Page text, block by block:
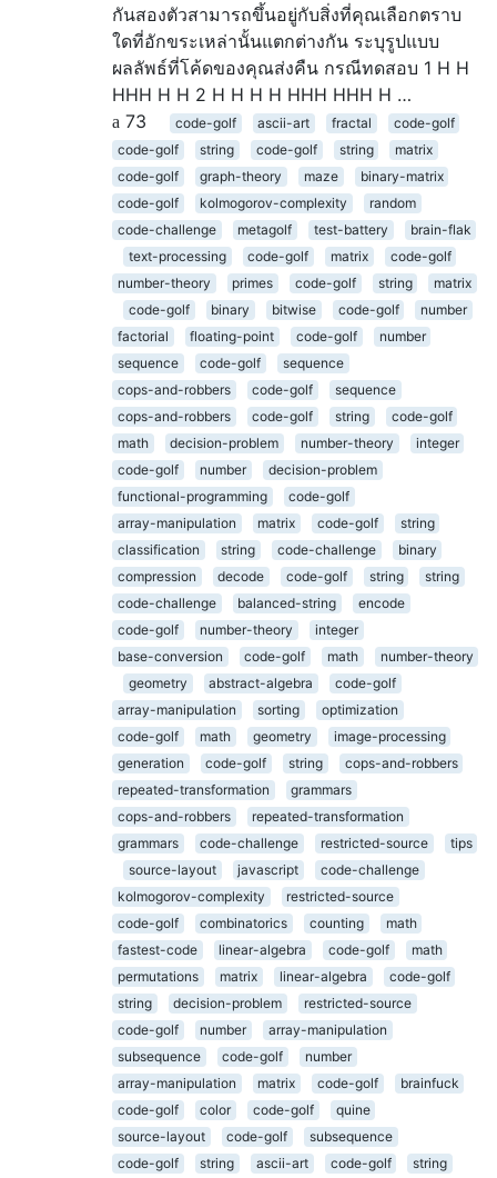
กันสองตัวสามารถขึ้นอยู่กับสิ่งที่คุณเลือกตราบ
ใดที่อักขระเหล่านั้นแตกต่างกัน ระบุรูปแบบ
ผลลัพธ์ที่โค้ดของคุณส่งคืน กรณีทดสอบ 1 H H
HHH H H 2 H H H H HHH HHH H …
73
code-golf ascii-art fractal
code-golf
code-golf
string code-golf string
matrix
code-golf
graph-theory maze
binary-matrix
code-golf
kolmogorov-complexity
random
code-challenge
metagolf test-battery
brain-flak
text-processing
code-golf matrix
code-golf
number-theory
primes code-golf string
matrix
code-golf
binary bitwise code-golf
number
factorial
floating-point code-golf
number
sequence
code-golf
sequence
cops-and-robbers
code-golf
sequence
cops-and-robbers
code-golf string
code-golf
math
decision-problem number-theory
integer
code-golf
number
decision-problem
functional-programming
code-golf
array-manipulation
matrix code-golf
string
classification
string code-challenge
binary
compression
decode code-golf string
string
code-challenge
balanced-string
encode
code-golf
number-theory
integer
base-conversion
code-golf math
number-theory
geometry
abstract-algebra
code-golf
array-manipulation
sorting
optimization
code-golf
math geometry
image-processing
generation
code-golf string
cops-and-robbers
repeated-transformation
grammars
cops-and-robbers
repeated-transformation
grammars
code-challenge restricted-source
tips
source-layout
javascript
code-challenge
kolmogorov-complexity
restricted-source
code-golf
combinatorics counting
math
fastest-code
linear-algebra code-golf
math
permutations
matrix linear-algebra
code-golf
string
decision-problem
restricted-source
code-golf
number
array-manipulation
subsequence
code-golf
number
array-manipulation
matrix code-golf
brainfuck
code-golf
color code-golf
quine
source-layout
code-golf
subsequence
code-golf
string ascii-art code-golf
string